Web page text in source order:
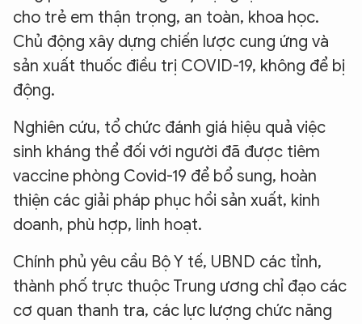
cho trẻ em thận trọng, an toàn, khoa học.
Chủ động xây dựng chiến lược cung ứng và
sản xuất thuốc điều trị COVID-19, không để bị
động.
Nghiên cứu, tổ chức đánh giá hiệu quả việc
sinh kháng thể đối với người đã được tiêm
vaccine phòng Covid-19 để bổ sung, hoàn
thiện các giải pháp phục hồi sản xuất, kinh
doanh, phù hợp, linh hoạt.
Chính phủ yêu cầu Bộ Y tế, UBND các tỉnh,
thành phố trực thuộc Trung ương chỉ đạo các
cơ quan thanh tra, các lực lượng chức năng